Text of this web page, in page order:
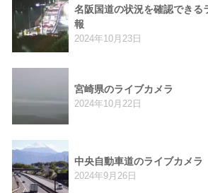
名阪国道の状況を確認でき
報
2024年10月23日
宮崎県のライブカメラ
2024年10月22日
中央自動車道のライブカメラ
2024年9月26日